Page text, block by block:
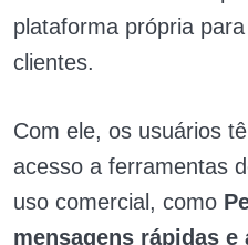
plataforma própria
clientes.
Com ele, os usuários
acesso a ferramentas
uso comercial, como
mensagens rápidas e